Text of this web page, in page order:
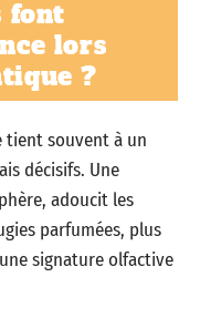
font
lors
?
tient souvent à un
décisifs. Une
adoucit les
parfumées, plus
signature olfactive